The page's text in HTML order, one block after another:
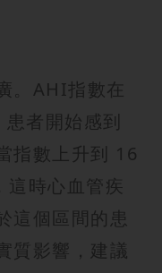
。AHI指數在
者開始感到
指數上升到 16
這時心血管疾
這個區間的患
質影響，建議